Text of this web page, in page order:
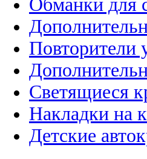
Обманки для
Повторители
Светящиеся
Накладки на
Детские